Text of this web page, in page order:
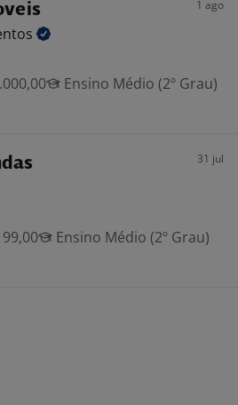
1 ago
Ensino Médio (2º Grau)
31 jul
Ensino Médio (2º Grau)